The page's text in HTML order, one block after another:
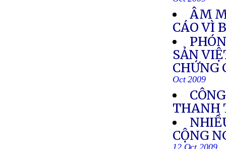
ÂM
CÁO VÌ
SẢN
CHỨNG
Oct 2009
THANH
CỘNG